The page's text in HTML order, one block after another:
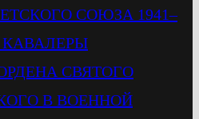
СОЮЗА 1941–
КАВАЛЕРЫ
СВЯТОГО
В ВОЕННОЙ